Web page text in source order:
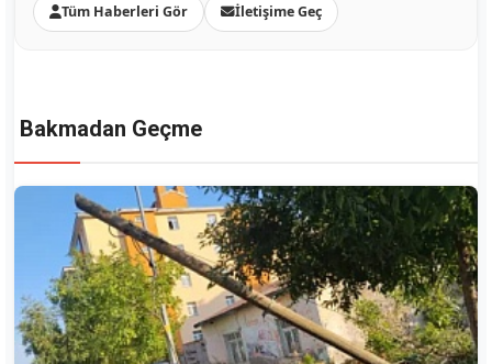
Tüm Haberleri Gör İletişime Geç
Bakmadan Geçme